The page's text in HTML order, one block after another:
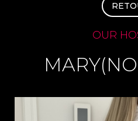
OUR